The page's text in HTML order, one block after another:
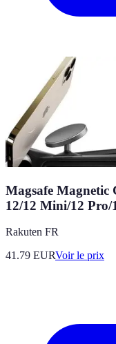
Magsafe Magnetic
12/12 Mini/12
Rakuten FR
41.79 EURVoir le prix